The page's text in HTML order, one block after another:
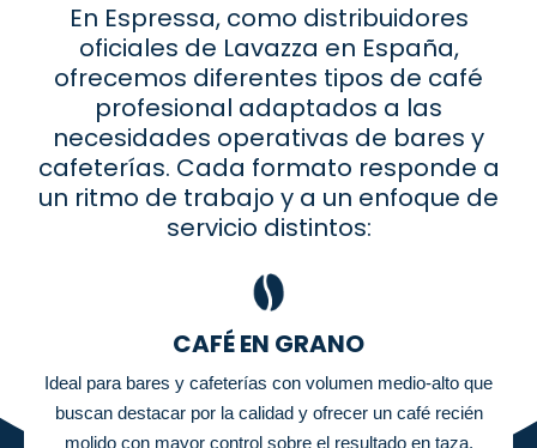
En Espressa, como distribuidores
oficiales de Lavazza en España,
ofrecemos diferentes tipos de café
profesional adaptados a las
necesidades operativas de bares y
cafeterías. Cada formato responde a
un ritmo de trabajo y a un enfoque de
servicio distintos:
CAFÉ EN GRANO
Ideal para bares y cafeterías con volumen medio-alto que
buscan destacar por la calidad y ofrecer un café recién
molido con mayor control sobre el resultado en taza.